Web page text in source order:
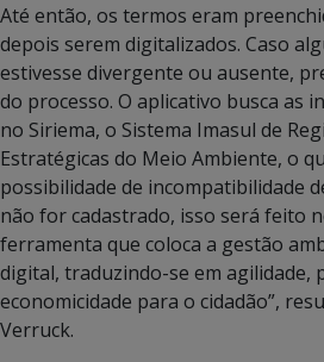
Até então, os termos eram
depois serem digitalizados. Caso
estivesse divergente ou ausente,
do processo. O aplicativo busca as
no Siriema, o Sistema Imasul de
Estratégicas do Meio Ambiente, o
possibilidade de incompatibilidade
não for cadastrado, isso será feito
ferramenta que coloca a gestão
digital, traduzindo-se em agilidade,
economicidade para o cidadão”,
Verruck.